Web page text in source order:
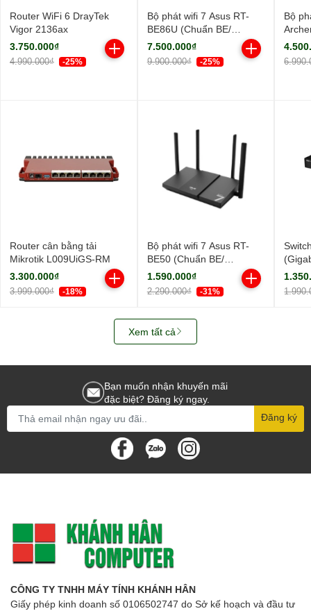
Router WiFi 6 DrayTek
Vigor 2136ax
3.750.000₫
4.990.000₫ -25%
Bộ phát wifi 7 Asus RT-
BE86U (Chuẩn BE/
BE6800Mbps/ 3 Ăng-ten
ngoài, 1 ăng-ten ngầm/
AIMesh)
7.500.000₫
9.900.000₫ -25%
Bộ
Router cân bằng tải
Mikrotik L009UiGS-RM
3.300.000₫
3.999.000₫ -18%
Bộ phát wifi 7 Asus RT-
BE50 (Chuẩn BE/
BE3600Mbps/ 4 Ăng-ten
ngoài/ Wifi Mesh/ 45User)
1.590.000₫
2.290.000₫ -31%
Xem tất cả
Bạn muốn nhận khuyến mãi
đặc biệt? Đăng ký ngay.
Đăng ký
CÔNG TY TNHH MÁY TÍNH KHÁNH HÂN
Giấy phép kinh doanh số 0106502747 do Sở kế hoạch và đầu tư